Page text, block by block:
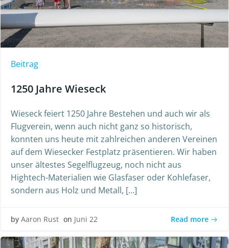
Beitrag
1250 Jahre Wieseck
Wieseck feiert 1250 Jahre Bestehen und auch wir als
Flugverein, wenn auch nicht ganz so historisch,
konnten uns heute mit zahlreichen anderen Vereinen
auf dem Wiesecker Festplatz präsentieren. Wir haben
unser ältestes Segelflugzeug, noch nicht aus
Hightech-Materialien wie Glasfaser oder Kohlefaser,
sondern aus Holz und Metall, […]
by Aaron Rust on Juni 22 Read more